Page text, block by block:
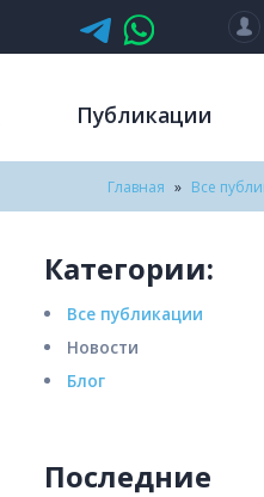
Публикации
Главная » Все
Категории:
Все публикации
Новости
Блог
Последние